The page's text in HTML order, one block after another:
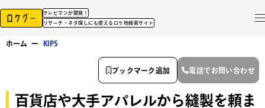
テレビマンが開発！
リサーチ・ネタ探しにも使えるロケ地検索サイト
ホーム ー KIPS
百貨店や大手アパレルから縫製を頼ま
ブックマーク追加 電話でお問い合わせ